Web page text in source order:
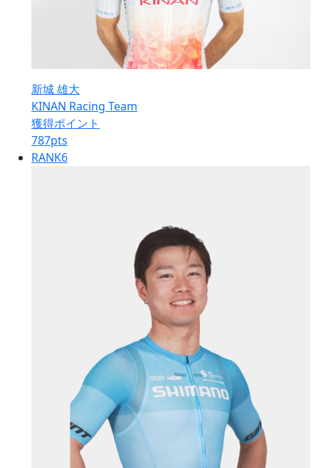
新城 雄大
KINAN Racing Team
獲得ポイント
787pts
RANK6